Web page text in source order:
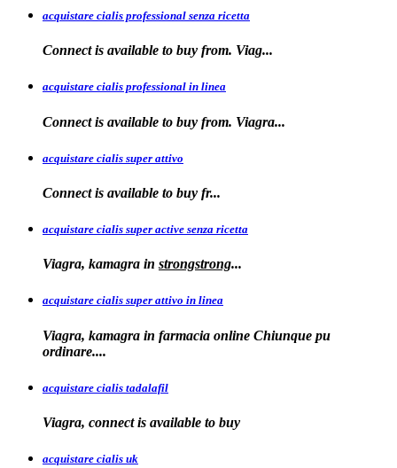
acquistare cialis professional senza ricetta
Connect is available to buy from. Viag...
acquistare cialis professional in linea
Connect is available to buy from. Viagra...
acquistare cialis super attivo
Connect is available to buy fr...
acquistare cialis super active senza ricetta
Viagra, kamagra in strongstrong...
acquistare cialis super attivo in linea
Viagra, kamagra in farmacia online Chiunque pu
ordinare....
acquistare cialis tadalafil
Viagra, connect is available to buy
acquistare cialis uk